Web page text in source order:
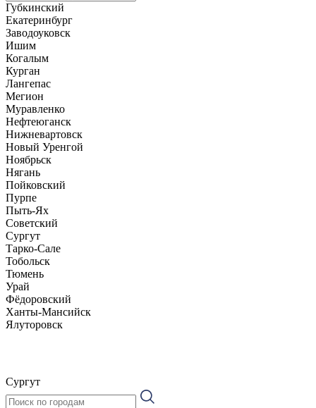
Губкинский
Екатеринбург
Заводоуковск
Ишим
Когалым
Курган
Лангепас
Мегион
Муравленко
Нефтеюганск
Нижневартовск
Новый Уренгой
Ноябрьск
Нягань
Пойковский
Пурпе
Пыть-Ях
Советский
Сургут
Тарко-Сале
Тобольск
Тюмень
Урай
Фёдоровский
Ханты-Мансийск
Ялуторовск
Сургут